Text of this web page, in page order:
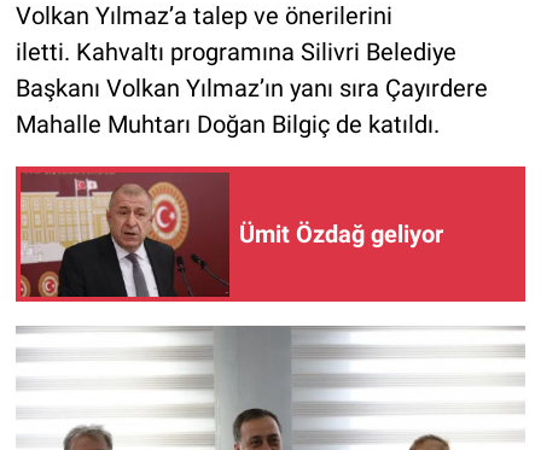
Volkan Yılmaz’a talep ve önerilerini
iletti. Kahvaltı programına Silivri Belediye
Başkanı Volkan Yılmaz’ın yanı sıra Çayırdere
Mahalle Muhtarı Doğan Bilgiç de katıldı.
Ümit Özdağ geliyor